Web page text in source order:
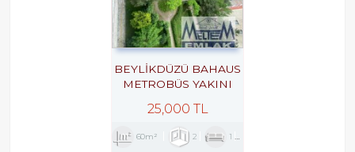
BEYLİKDÜZÜ BAHAUS
METROBÜS YAKINI
2+1
25,000 TL
60m² 2 1